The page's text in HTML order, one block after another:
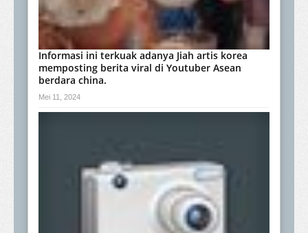
Informasi ini terkuak adanya Jiah artis korea
memposting berita viral di Youtuber Asean
berdara china.
Mei 11, 2024